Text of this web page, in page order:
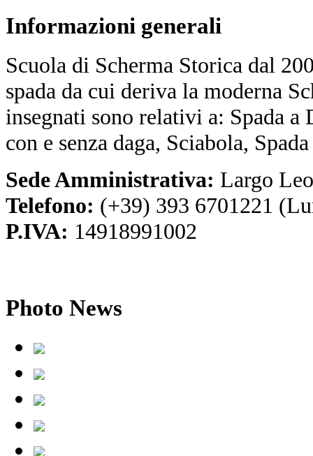
Informazioni generali
Scuola di Scherma Storica dal
spada da cui deriva la moderna
insegnati sono relativi a: Spada a
con e senza daga, Sciabola,
Sede Amministrativa: Largo
Telefono: (+39) 393 6701221
P.IVA: 14918991002
Photo News